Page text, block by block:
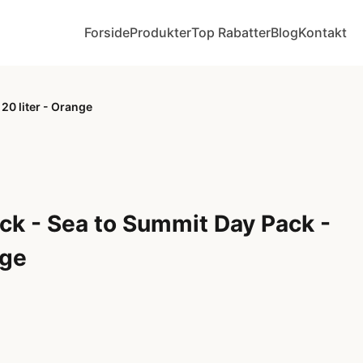
ForsideProdukterTop RabatterBlogKontakt
20 liter - Orange
- Sea to Summit Day Pack -